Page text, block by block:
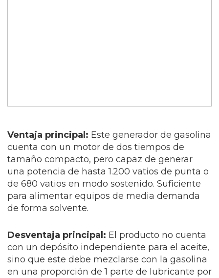
Ventaja principal: Este generador de gasolina
cuenta con un motor de dos tiempos de
tamaño compacto, pero capaz de generar
una potencia de hasta 1.200 vatios de punta o
de 680 vatios en modo sostenido. Suficiente
para alimentar equipos de media demanda
de forma solvente.
Desventaja principal: El producto no cuenta
con un depósito independiente para el aceite,
sino que este debe mezclarse con la gasolina
en una proporción de 1 parte de lubricante por